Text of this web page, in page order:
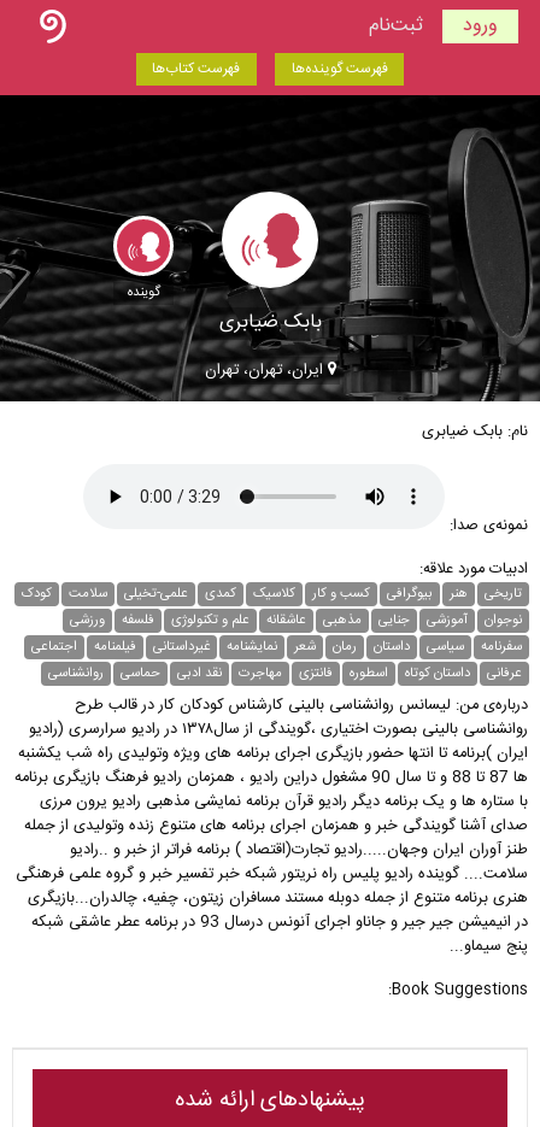
ورود ثبت‌نام
فهرست گوینده‌ها فهرست کتاب‌ها
گوینده
بابک ضیابری
ایران، تهران، تهران
نام: بابک ضیابری
نمونه‌ی صدا:
ادبیات مورد علاقه:
تاریخی هنر بیوگرافی کسب و کار کلاسیک کمدی علمی-تخیلی سلامت
کودک
نوجوان
آموزشی جنایی مذهبی عاشقانه علم و تکنولوژی فلسفه
ورزشی
سفرنامه
سیاسی داستان رمان شعر نمایشنامه غیر‌داستانی فیلمنامه
اجتماعی
عرفانی
داستان کوتاه اسطوره فانتزی مهاجرت نقد ادبی حماسی روانشناسی
درباره‌ی من: لیسانس روانشناسی بالینی کارشناس کودکان کار در قالب طرح
روانشناسی بالینی بصورت اختیاری ،گویندگی از سال۱۳۷۸ در رادیو سرارسری (رادیو
ایران )برنامه تا انتها حضور بازیگری اجرای برنامه های ویژه وتولیدی راه شب یکشنبه
ها 87 تا 88 و تا سال 90 مشغول دراین رادیو ، همزمان رادیو فرهنگ بازیگری برنامه
با ستاره ها و یک برنامه دیگر رادیو قرآن برنامه نمایشی مذهبی رادیو یرون مرزی
صدای آشنا گویندگی خبر و همزمان اجرای برنامه های متنوع زنده وتولیدی از جمله
طنز آوران ایران وجهان.....رادیو تجارت(اقتصاد ) برنامه فراتر از خبر و ..رادیو
سلامت.... گوینده رادیو پلیس راه نریتور شبکه خبر تفسیر خبر و گروه علمی فرهنگی
هنری برنامه متنوع از جمله دوبله مستند مسافران زیتون، چفیه، چالدران...بازیگری
در انیمیشن جیر جیر و جاناو اجرای آنونس درسال 93 در برنامه عطر عاشقی شبکه
پنج سیماو...
Book Suggestions:
پیشنهادهای ارائه شده